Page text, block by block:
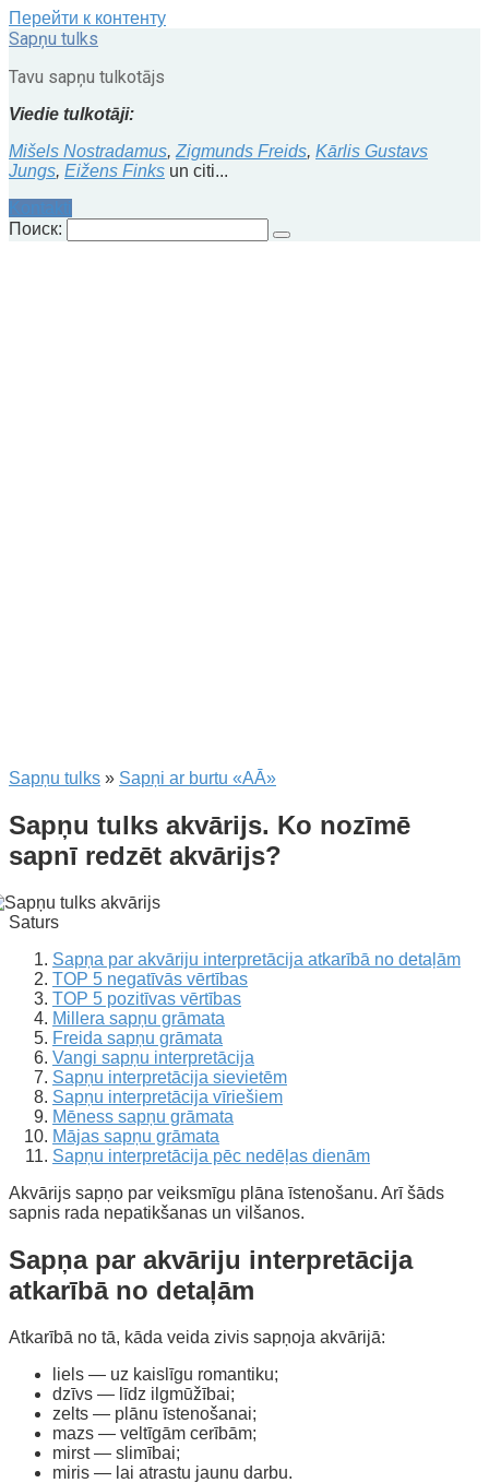
Перейти к контенту
Sapņu tulks
Tavu sapņu tulkotājs
Viedie tulkotāji:
Mišels Nostradamus, Zigmunds Freids, Kārlis Gustavs
Jungs, Eižens Finks un citi...
Kontakti
Поиск:
Sapņu tulks » Sapņi ar burtu «AĀ»
Sapņu tulks akvārijs. Ko nozīmē
sapnī redzēt akvārijs?
Saturs
Sapņa par akvāriju interpretācija atkarībā no detaļām
TOP 5 negatīvās vērtības
TOP 5 pozitīvas vērtības
Millera sapņu grāmata
Freida sapņu grāmata
Vangi sapņu interpretācija
Sapņu interpretācija sievietēm
Sapņu interpretācija vīriešiem
Mēness sapņu grāmata
Mājas sapņu grāmata
Sapņu interpretācija pēc nedēļas dienām
Akvārijs sapņo par veiksmīgu plāna īstenošanu. Arī šāds
sapnis rada nepatikšanas un vilšanos.
Sapņa par akvāriju interpretācija
atkarībā no detaļām
Atkarībā no tā, kāda veida zivis sapņoja akvārijā:
liels — uz kaislīgu romantiku;
dzīvs — līdz ilgmūžībai;
zelts — plānu īstenošanai;
mazs — veltīgām cerībām;
mirst — slimībai;
miris — lai atrastu jaunu darbu.